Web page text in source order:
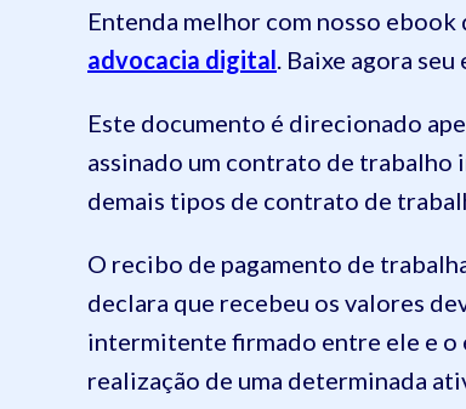
Entenda melhor com nosso
advocacia digital. Baixe agora
Este documento é direcionado
assinado um contrato de trabalho
demais tipos de contrato de
O recibo de pagamento de
declara que recebeu os valores
intermitente firmado entre ele e o
realização de uma determinada